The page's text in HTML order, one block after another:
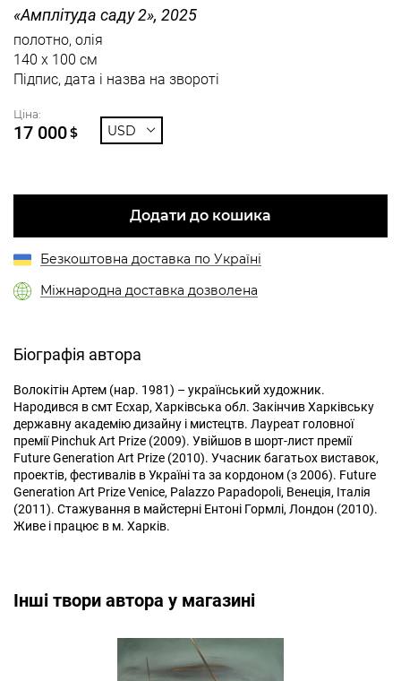
«Aмплітуда cаду 2», 2025
полотно, олія
140 x 100 см
Підпис, дата і назва на звороті
Ціна:
17 000$ USD
Додати до кошика
Безкоштовна доставка по Україні
Міжнародна доставка дозволена
Біографія автора
Волокітін Артем (нар. 1981) – український художник.
Народився в смт Есхар, Харківська обл. Закінчив Харківську
державну академію дизайну і мистецтв. Лауреат головної
премії Pinchuk Art Prize (2009). Увійшов в шорт-лист премії
Future Generation Art Prize (2010). Учасник багатьох виставок,
проектів, фестивалів в Україні та за кордоном (з 2006). Future
Generation Art Prize Venice, Palazzo Papadopoli, Венеція, Італія
(2011). Стажування в майстерні Ентоні Гормлі, Лондон (2010).
Живе і працює в м. Харків.
Інші твори автора у магазині